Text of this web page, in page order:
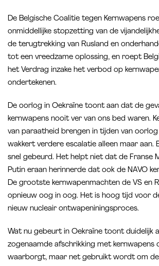
De Belgische Coalitie tegen Kernwapens
onmiddellijke stopzetting van de
de terugtrekking van Rusland en
tot een vreedzame oplossing, en roept
het Verdrag inzake het verbod op
ondertekenen.
De oorlog in Oekraïne toont aan dat de
kernwapens nooit ver van ons bed waren.
van paraatheid brengen in tijden van
wakkert verdere escalatie alleen maar aan.
snel gebeurd. Het helpt niet dat de Franse
Putin eraan herinnerde dat ook de NAVO
De grootste kernwapenmachten de VS en
opnieuw oog in oog. Het is hoog tijd voor
nieuw nucleair ontwapeniningsproces.
Wat nu gebeurt in Oekraïne toont duidelijk
zogenaamde afschrikking met kernwapens
waarborgt, maar net gebruikt wordt om de